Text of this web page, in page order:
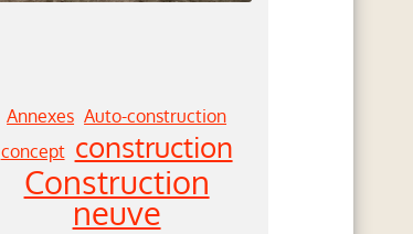
Annexes Auto-construction
concept construction
Construction
neuve